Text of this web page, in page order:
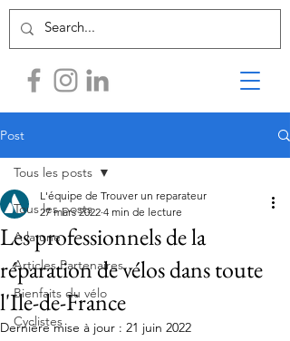
Post
Tous les posts
A la une
Articles Partenaires
Bienfaits du vélo
Cyclistes
Tous les posts
Les professionnels de la
réparation de vélos dans toute
l'Ile-de-France
L'équipe de Trouver un reparateur
27 mars 2022 4 min de lecture
Dernière mise à jour : 21 juin 2022